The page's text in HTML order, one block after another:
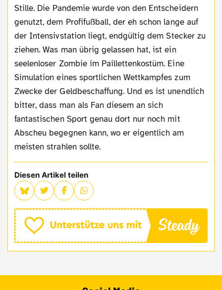
Stille. Die Pandemie wurde von den Entscheidern
genutzt, dem Profifußball, der eh schon lange auf
der Intensivstation liegt, endgültig dem Stecker zu
ziehen. Was man übrig gelassen hat, ist ein
seelenloser Zombie im Paillettenkostüm. Eine
Simulation eines sportlichen Wettkampfes zum
Zwecke der Geldbeschaffung. Und es ist unendlich
bitter, dass man als Fan diesem an sich
fantastischen Sport genau dort nur noch mit
Abscheu begegnen kann, wo er eigentlich am
meisten strahlen sollte.
Diesen Artikel teilen